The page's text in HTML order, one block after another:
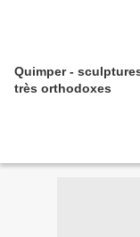
Quimper -
très orthodoxes